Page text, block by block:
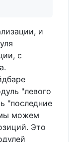
и
с
"левого
"последние
можем
Это